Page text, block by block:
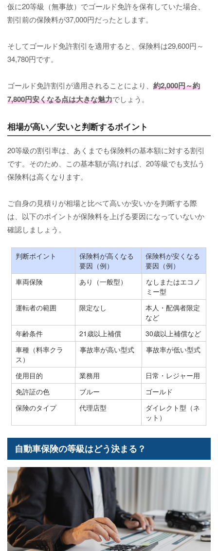
仮に20等級（無事故）でゴールド免許を保有していた場合、
割引前の保険料が37,000円だったとします。
そしてゴールド免許割引を適用すると、保険料は29,600円～
34,780円です。
ゴールド免許割引が適用されることにより、 約2,000円～約
7,800円安くなる点は大きな魅力でしょう。
相場が高い／安いと判断するポイント
20等級の割引率は、あくまでも保険料の基本額に対する割引
です。そのため、この基本額が高ければ、20等級でも支払う
保険料は高くなります。
ご自身の見積りが相場と比べて高いか安いかを判断する際
は、以下のポイントが保険料を上げる要因になっていないか
確認しましょう。
判断ポイント
保険料が高くなる
要因（例）
保険料が安くなる
要因（例）
車両保険
あり（一般型）
なしまたはエコノ
ミー型
運転者の範囲
限定なし
本人・配偶者限定
など
年齢条件
21歳以上補償
30歳以上補償など
車種（料率クラ
ス）
事故率が高い型式 事故率が低い型式
使用目的 業務用
日常・レジャー用
免許証の色
ブルー
ゴールド
保険のタイプ
代理店型
ダイレクト型（ネ
ット）
自動車保険の等級はどう決まる？